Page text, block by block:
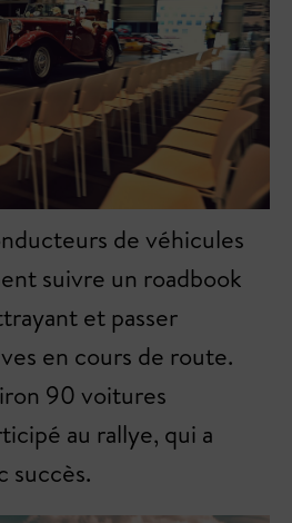
de véhicules
suivre un roadbook
et passer
en cours de route.
90 voitures
au rallye, qui a
succès.